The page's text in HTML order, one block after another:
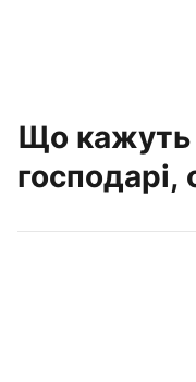
Що кажуть
господарі,
Приєднуйтеся до